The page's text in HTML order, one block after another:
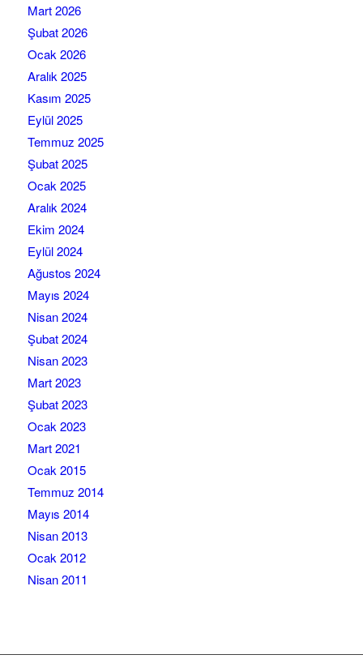
Mart 2026
Şubat 2026
Ocak 2026
Aralık 2025
Kasım 2025
Eylül 2025
Temmuz 2025
Şubat 2025
Ocak 2025
Aralık 2024
Ekim 2024
Eylül 2024
Ağustos 2024
Mayıs 2024
Nisan 2024
Şubat 2024
Nisan 2023
Mart 2023
Şubat 2023
Ocak 2023
Mart 2021
Ocak 2015
Temmuz 2014
Mayıs 2014
Nisan 2013
Ocak 2012
Nisan 2011